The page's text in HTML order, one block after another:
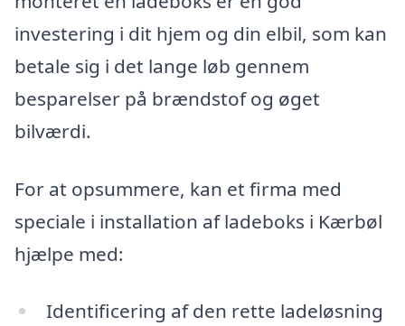
investering i dit hjem og din elbil, som kan
betale sig i det lange løb gennem
besparelser på brændstof og øget
bilværdi.
For at opsummere, kan et firma med
speciale i installation af ladeboks i Kærbøl
hjælpe med:
Identificering af den rette ladeløsning